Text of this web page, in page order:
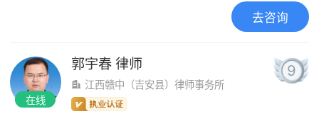
去咨询
在线
郭宇春 律师
江西赣中（吉安县）律师事务所
9